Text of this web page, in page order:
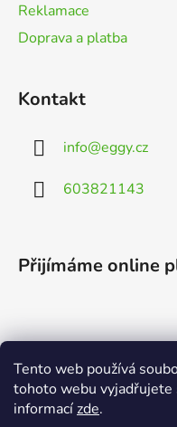
Tento web používá
tohoto webu vyjadřujete
informacízde.
Reklamace
Doprava a platba
Kontakt
info@eggy.cz
603821143
Přijímáme online
Vyhledávání